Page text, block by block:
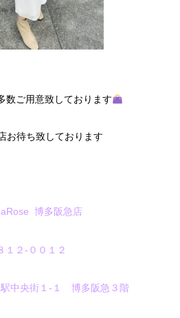
数ご用意致しております
お待ち致しております
博多阪急店
１２-００１２
中央街１‐１ 博多阪急３階